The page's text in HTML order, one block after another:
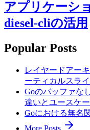
アプリケーシ
diesel-cliの活用
Popular Posts
レイヤードアー
ーティカルスラ
Goのバッファな
違いとユースケ
Goにおける無名
More Posts